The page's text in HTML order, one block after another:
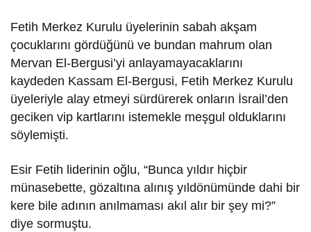
Fetih Merkez Kurulu üyelerinin sabah akşam
çocuklarını gördüğünü ve bundan mahrum olan
Mervan El-Bergusi’yi anlayamayacaklarını
kaydeden Kassam El-Bergusi, Fetih Merkez Kurulu
üyeleriyle alay etmeyi sürdürerek onların İsrail’den
geciken vip kartlarını istemekle meşgul olduklarını
söylemişti.
Esir Fetih liderinin oğlu, “Bunca yıldır hiçbir
münasebette, gözaltına alınış yıldönümünde dahi bir
kere bile adının anılmaması akıl alır bir şey mi?”
diye sormuştu.